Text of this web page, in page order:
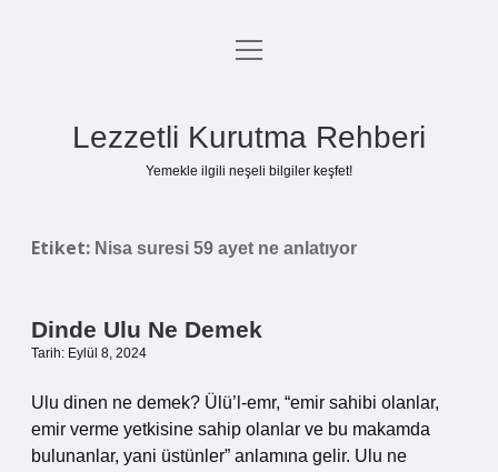
Anasayfa
menüyü
Lezzetli Kurutma Rehberi
Yemekle ilgili neşeli bilgiler keşfet!
Etiket: Nisa suresi 59 ayet ne anlatıyor
Dinde Ulu Ne Demek
Tarih: Eylül 8, 2024
Ulu dinen ne demek? Ülü’l-emr, “emir sahibi olanlar,
emir verme yetkisine sahip olanlar ve bu makamda
bulunanlar, yani üstünler” anlamına gelir. Ulu ne